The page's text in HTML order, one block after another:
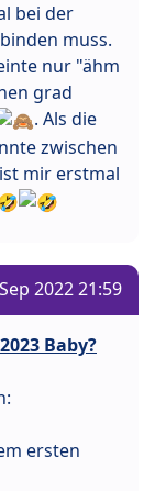
bei der
muss.
nur "ähm
grad
. Als die
zwischen
mir erstmal
2022 21:59
Baby?
ersten